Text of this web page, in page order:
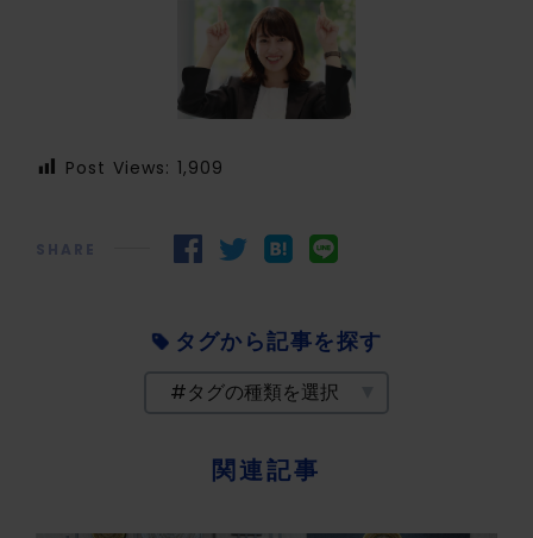
Post Views: 1,909
SHARE
タグから記事を探す
関連記事